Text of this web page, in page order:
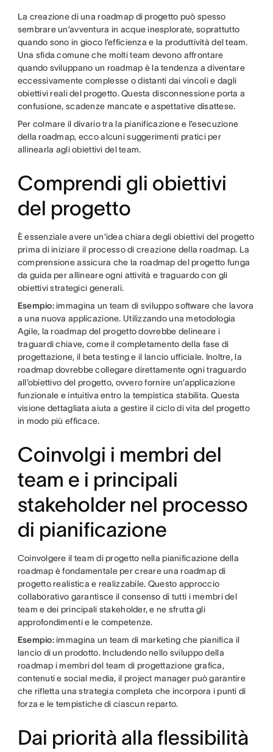
La creazione di una roadmap di progetto può spesso
sembrare un’avventura in acque inesplorate, soprattutto
quando sono in gioco l’efficienza e la produttività del team.
Una sfida comune che molti team devono affrontare
quando sviluppano un roadmap è la tendenza a diventare
eccessivamente complesse o distanti dai vincoli e dagli
obiettivi reali del progetto. Questa disconnessione porta a
confusione, scadenze mancate e aspettative disattese.
Per colmare il divario tra la pianificazione e l’esecuzione
della roadmap, ecco alcuni suggerimenti pratici per
allinearla agli obiettivi del team.
Comprendi gli obiettivi
del progetto
È essenziale avere un’idea chiara degli obiettivi del progetto
prima di iniziare il processo di creazione della roadmap. La
comprensione assicura che la roadmap del progetto funga
da guida per allineare ogni attività e traguardo con gli
obiettivi strategici generali.
Esempio:immagina un team di sviluppo software che lavora
a una nuova applicazione. Utilizzando una metodologia
Agile, la roadmap del progetto dovrebbe delineare i
traguardi chiave, come il completamento della fase di
progettazione, il beta testing e il lancio ufficiale. Inoltre, la
roadmap dovrebbe collegare direttamente ogni traguardo
all’obiettivo del progetto, ovvero fornire un’applicazione
funzionale e intuitiva entro la tempistica stabilita. Questa
visione dettagliata aiuta a gestire il ciclo di vita del progetto
in modo più efficace.
Coinvolgi i membri del
team e i principali
stakeholder nel processo
di pianificazione
Coinvolgere il team di progetto nella pianificazione della
roadmap è fondamentale per creare una roadmap di
progetto realistica e realizzabile. Questo approccio
collaborativo garantisce il consenso di tutti i membri del
team e dei principali stakeholder, e ne sfrutta gli
approfondimenti e le competenze.
Esempio:immagina un team di marketing che pianifica il
lancio di un prodotto. Includendo nello sviluppo della
roadmap i membri del team di progettazione grafica,
contenuti e social media, il project manager può garantire
che rifletta una strategia completa che incorpora i punti di
forza e le tempistiche di ciascun reparto.
Dai priorità alla flessibilità